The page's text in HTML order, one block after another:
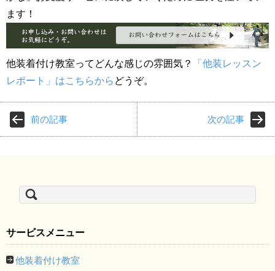
ます！
他装着付け教室ってどんな感じの雰囲気？
「他装レッスン
レポート」はこちらから どうぞ。
前の記事 次の記事
索:
サービスメニュー
他装着付け教室